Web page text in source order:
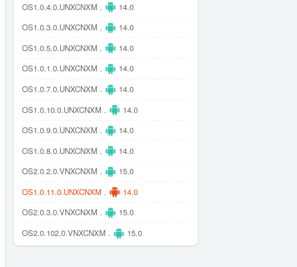
OS1.0.4.0.UNXCNXM .
14.0
OS1.0.3.0.UNXCNXM .
14.0
OS1.0.5.0.UNXCNXM .
14.0
OS1.0.1.0.UNXCNXM .
14.0
OS1.0.7.0.UNXCNXM .
14.0
OS1.0.10.0.UNXCNXM .
14.0
OS1.0.9.0.UNXCNXM .
14.0
OS1.0.8.0.UNXCNXM .
14.0
OS2.0.2.0.VNXCNXM .
15.0
OS1.0.11.0.UNXCNXM .
14.0
OS2.0.3.0.VNXCNXM .
15.0
OS2.0.102.0.VNXCNXM .
15.0